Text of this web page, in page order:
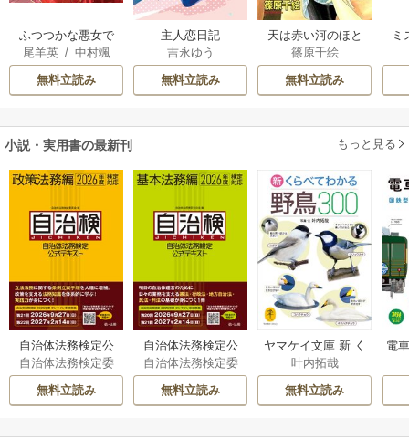
ふつつかな悪女で
はございますが ～
雛宮蝶鼠とりかえ
伝～
尾羊英/ 中村颯
希/ゆき哉
無料立読み
主人恋日記
吉永ゆう
無料立読み
天は赤い河のほと
り
篠原千絵
無料立読み
ミ
小説・実用書の最新刊 もっと見る
自治体法務検定公
式テキスト 政策
法務編 ２０２６
年度検定対応 1巻
自治体法務検定委
員会
無料立読み
自治体法務検定公
式テキスト 基本
法務編 ２０２６
年度検定対応 1巻
自治体法務検定委
員会
無料立読み
ヤマケイ文庫 新 く
らべてわかる野鳥3
00 1巻
叶内拓哉
無料立読み
電